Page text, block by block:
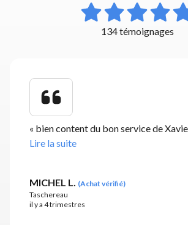
134 témoignages
« bien content du bon service de
Lire la suite
MICHEL L. (Achat vérifié)
Taschereau
il y a 4 trimestres